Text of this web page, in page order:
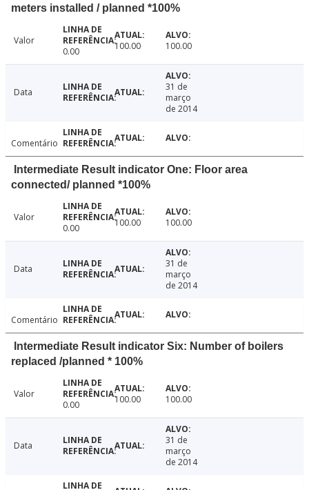
meters installed / planned *100%
Valor
0.00
100.00 100.00
Data
31 de
março
de 2014
Comentário
Intermediate Result indicator One: Floor area
connected/ planned *100%
Valor
0.00
100.00 100.00
Data
31 de
março
de 2014
Comentário
Intermediate Result indicator Six: Number of boilers
replaced /planned * 100%
Valor
0.00
100.00 100.00
Data
31 de
março
de 2014